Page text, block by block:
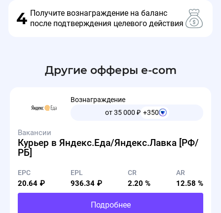
4 Получите вознаграждение на баланс
после подтверждения целевого действия
Другие офферы e-com
Вознаграждение
от 35 000 ₽ +350
Вакансии
Курьер в Яндекс.Еда/Яндекс.Лавка [РФ/
РБ]
EPC
20.64 ₽
EPL
936.34 ₽
CR
2.20 %
AR
12.58 %
Подробнее